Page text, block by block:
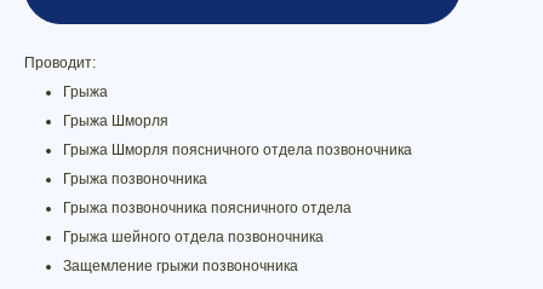
Проводит:
Грыжа
Грыжа Шморля
Грыжа Шморля поясничного отдела позвоночника
Грыжа позвоночника
Грыжа позвоночника поясничного отдела
Грыжа шейного отдела позвоночника
Защемление грыжи позвоночника